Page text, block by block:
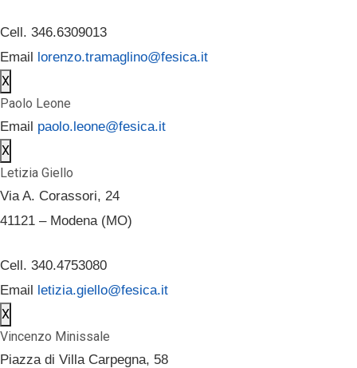
Cell. 346.6309013
Email lorenzo.tramaglino@fesica.it
X
Paolo Leone
Email paolo.leone@fesica.it
X
Letizia Giello
Via A. Corassori, 24
41121 – Modena (MO)
Cell. 340.4753080
Email letizia.giello@fesica.it
X
Vincenzo Minissale
Piazza di Villa Carpegna, 58